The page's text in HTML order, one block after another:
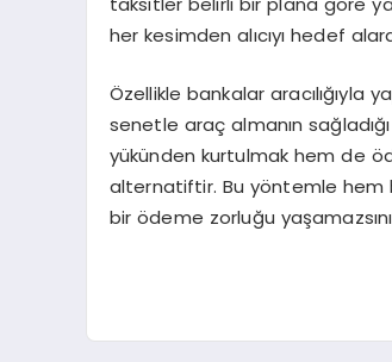
her kesimden alıcıyı hedef
Özellikle bankalar aracılığıyla
senetle araç almanın
yükünden kurtulmak hem de
alternatiftir. Bu yöntemle hem
bir ödeme zorluğu